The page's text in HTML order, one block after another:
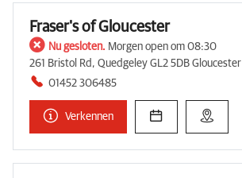
Fraser's of Gloucester
Nu gesloten. Morgen open om 08:30
261 Bristol Rd, Quedgeley GL2 5DB Gloucester
01452 306485
Verkennen